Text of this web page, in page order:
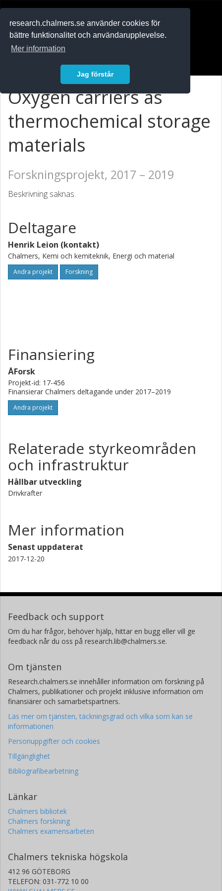
research.chalmers.se använder cookies för
bättre funktionalitet och användarupplevelse.
Mer information
Jag förstår
Oxygen carriers as
thermochemical storage
materials
Forskningsprojekt, 2017 – 2019
Beskrivning saknas.
Deltagare
Henrik Leion (kontakt)
Chalmers, Kemi och kemiteknik, Energi och material
Andra projekt Forskning
Finansiering
ÅForsk
Projekt-id: 17-456
Finansierar Chalmers deltagande under 2017–2019
Andra projekt
Relaterade styrkeområden
och infrastruktur
Hållbar utveckling
Drivkrafter
Mer information
Senast uppdaterat
2017-12-20
Feedback och support
Om du har frågor, behöver hjälp, hittar en bugg eller vill ge
feedback når du oss på research.lib@chalmers.se.
Om tjänsten
Research.chalmers.se innehåller information om forskning på
Chalmers, publikationer och projekt inklusive information om
finansiärer och samarbetspartners.
Läs mer om tjänsten, täckningsgrad och vilka som kan se
informationen
Personuppgifter och cookies
Tillgänglighet
Bibliografibearbetning
Länkar
Chalmers bibliotek
Chalmers forskning
Chalmers examensarbeten
Chalmers tekniska högskola
412 96 GÖTEBORG
TELEFON: 031-772 10 00